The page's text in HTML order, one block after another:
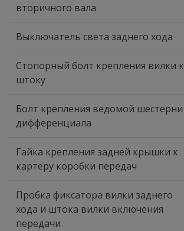
вторичного вала
Выключатель света заднего хода
Стопорный болт крепления вилки к
штоку
Болт крепления ведомой шестерни
дифференциала
Гайка крепления задней крышки к
картеру коробки передач
Пробка фиксатора вилки заднего
хода и штока вилки включения
передачи